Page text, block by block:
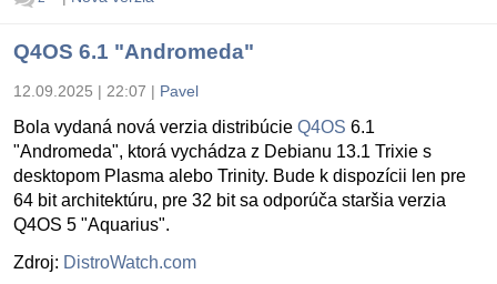
Q4OS 6.1 "Andromeda"
12.09.2025 | 22:07 | Pavel
Bola vydaná nová verzia distribúcie Q4OS 6.1
"Andromeda", ktorá vychádza z Debianu 13.1 Trixie s
desktopom Plasma alebo Trinity. Bude k dispozícii len pre
64 bit architektúru, pre 32 bit sa odporúča staršia verzia
Q4OS 5 "Aquarius".
Zdroj: DistroWatch.com